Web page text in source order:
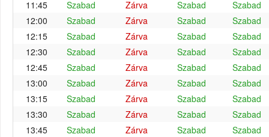
11:45
Szabad Zárva Szabad
Szabad
12:00
Szabad Zárva Szabad
Szabad
12:15
Szabad Zárva Szabad
Szabad
12:30
Szabad Zárva Szabad
Szabad
12:45
Szabad Zárva Szabad
Szabad
13:00
Szabad Zárva Szabad
Szabad
13:15
Szabad Zárva Szabad
Szabad
13:30
Szabad Zárva Szabad
Szabad
13:45
Szabad Zárva Szabad
Szabad